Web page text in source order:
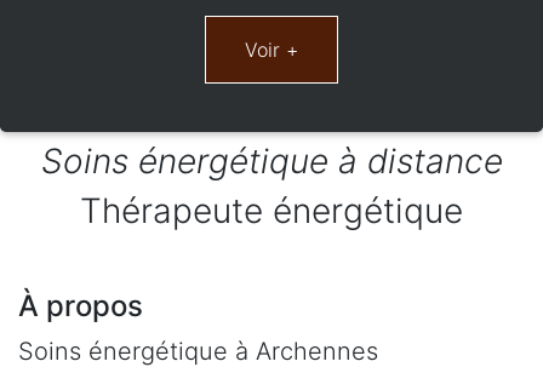
Soins énergétique à distance
Thérapeute énergétique
À propos
Soins énergétique à Archennes